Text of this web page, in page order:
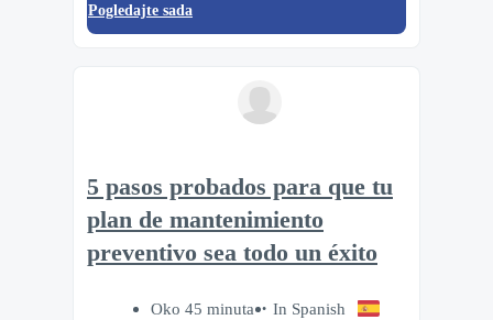
Pogledajte sada
5 pasos probados para que tu
plan de mantenimiento
preventivo sea todo un éxito
Oko 45 minuta In Spanish